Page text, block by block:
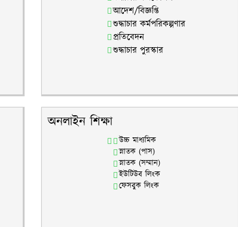
আদেশ/বিজ্ঞপ্তি
শুদ্ধাচার কর্মপরিকল্পণার
প্রতিবেদন
শুদ্ধাচার পুরস্কার
অনলাইন শিক্ষা
উচ্চ মাধ্যমিক
স্নাতক (পাস)
স্নাতক (সম্মান)
ইউটিউব লিংক
ফেসবুক লিংক